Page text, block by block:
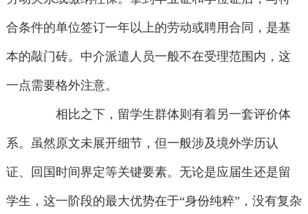
合条件的单位签订一年以上的劳动或聘用合同，是基
本的敲门砖。中介派遣人员一般不在受理范围内，这
一点需要格外注意。
相比之下，留学生群体则有着另一套评价体
系。虽然原文未展开细节，但一般涉及境外学历认
证、回国时间界定等关键要素。无论是应届生还是留
学生，这一阶段的最大优势在于“身份纯粹”，没有复杂